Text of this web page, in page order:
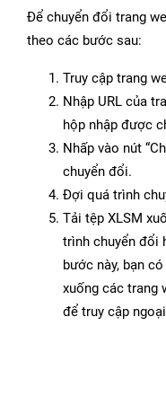
Để chuyển đổi trang
theo các bước sau:
Truy cập trang
Nhập URL của
hộp nhập được
Nhấp vào nút
chuyển đổi.
Đợi quá trình
Tải tệp XLSM
trình chuyển đổi
bước này, bạn
xuống các trang
để truy cập